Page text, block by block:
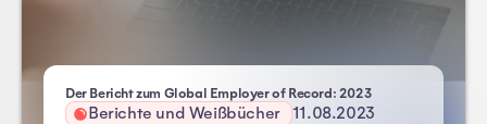
Der Bericht zum Global Employer of Record: 2023- Atlas HXM
Berichte und Weißbücher 11.08.2023